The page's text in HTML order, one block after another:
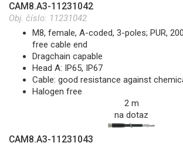
CAM8.A3-11231042
Obj. číslo: 11231042
M8, female, A-coded, 3-poles; PUR,
free cable end
Dragchain capable
Head A: IP65, IP67
Cable: good resistance against
Halogen free
2 m
na dotaz
CAM8.A3-11231043